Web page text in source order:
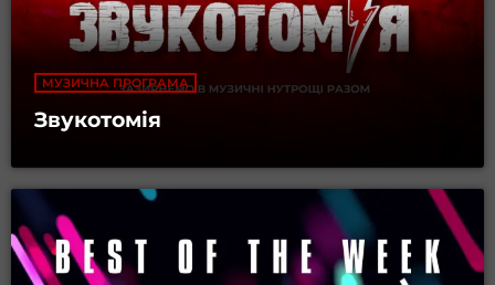
МУЗИЧНА ПРОГРАМА
Звукотомія